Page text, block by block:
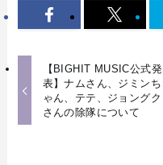
【BIGHIT MUSIC公式発
表】ナムさん、ジミンち
ゃん、テテ、ジョングク
さんの除隊について